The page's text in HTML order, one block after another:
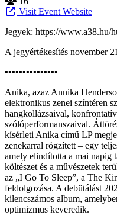
Visit Event Website
Jegyek: https://www.a38.hu/
A jegyértékesítés november
▪︎▪︎▪︎▪︎▪︎▪︎▪︎▪︎▪︎▪︎▪︎▪︎▪︎▪︎▪︎
Anika, azaz Annika
elektronikus zenei színtéren
hangkollázsaival,
szólóperformanszaival.
kísérleti Anika című LP
zenekarral rögzített – egy
amely elindította a mai napig
költészet és a művészetek
az „I Go To Sleep”, a The
feldolgozása. A debütálást
kilencszámos album,
optimizmus keveredik.